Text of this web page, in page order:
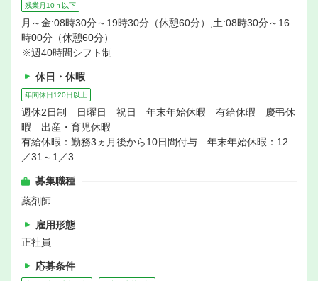
残業月10ｈ以下
月～金:08時30分～19時30分（休憩60分）,土:08時30分～16
時00分（休憩60分）
※週40時間シフト制
休日・休暇
年間休日120日以上
週休2日制 日曜日 祝日 年末年始休暇 有給休暇 慶弔休
暇 出産・育児休暇
有給休暇：勤務3ヵ月後から10日間付与 年末年始休暇：12
／31～1／3
募集職種
薬剤師
雇用形態
正社員
応募条件